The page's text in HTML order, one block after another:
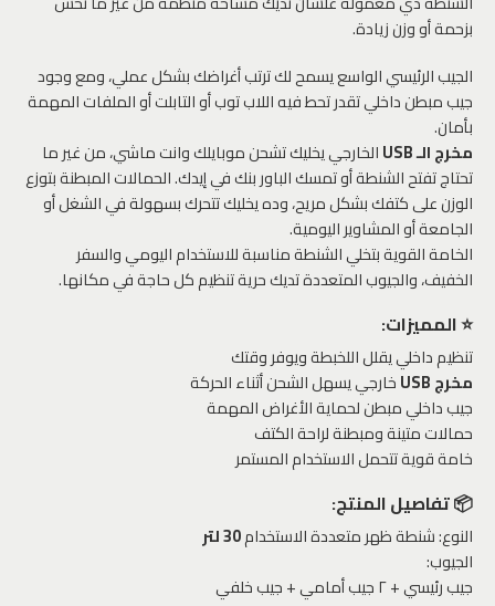
بزحمة أو وزن زيادة.
الجيب الرئيسي الواسع يسمح لك ترتب أغراضك بشكل عملي، ومع وجود
جيب مبطن داخلي تقدر تحط فيه اللاب توب أو التابلت أو الملفات المهمة
بأمان.
مخرج الـ USB
الخارجي يخليك تشحن موبايلك وانت ماشي، من غير ما
تحتاج تفتح الشنطة أو تمسك الباور بنك في إيدك. الحمالات المبطنة بتوزع
الوزن على كتفك بشكل مريح، وده يخليك تتحرك بسهولة في الشغل أو
الجامعة أو المشاوير اليومية.
الخامة القوية بتخلي الشنطة مناسبة للاستخدام اليومي والسفر
الخفيف، والجيوب المتعددة تديك حرية تنظيم كل حاجة في مكانها.
⭐ المميزات:
تنظيم داخلي يقلل اللخبطة ويوفر وقتك
مخرج USB
خارجي يسهل الشحن أثناء الحركة
جيب داخلي مبطن لحماية الأغراض المهمة
حمالات متينة ومبطنة لراحة الكتف
خامة قوية تتحمل الاستخدام المستمر
📦 تفاصيل المنتج:
النوع: شنطة ظهر متعددة الاستخدام30 لتر
الجيوب:
جيب رئيسي + ٢ جيب أمامي + جيب خلفي